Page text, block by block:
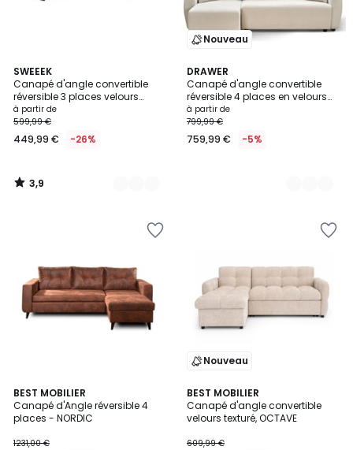
SWEEEK
Canapé d'angle convertible
réversible 3 places velours
côtelé grosse côte avec coffre
IDA
à partir de
599,99 €
449,99 € -26%
3,9
/ 5
3
Couleurs
3,9
/
Nouveau
DRAWER
Canapé d'angle convertible
réversible 4 places en velours
côtelé- JUL
à partir de
799,99 €
759,99 € -5%
3
Couleurs
BEST MOBILIER
Canapé d'Angle réversible 4
places - NORDIC
1231,00 €
Nouveau
BEST MOBILIER
Canapé d'angle convertible
velours texturé, OCTAVE
609,99 €